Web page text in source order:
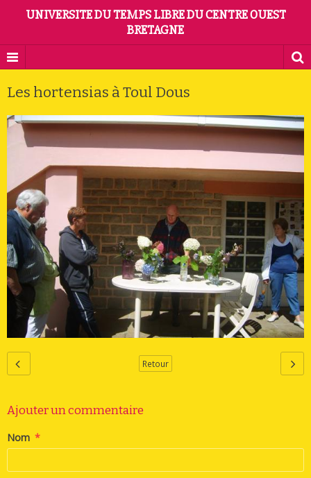
UNIVERSITE DU TEMPS LIBRE DU CENTRE OUEST
BRETAGNE
Les hortensias à Toul Dous
Retour
Ajouter un commentaire
Nom